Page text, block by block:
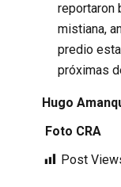
reportaron
mistiana,
predio
próximas
Hugo
Foto CRA
Post